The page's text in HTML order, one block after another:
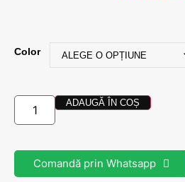
Color
ADAUGĂ ÎN COȘ
Comandă prin Whatsapp